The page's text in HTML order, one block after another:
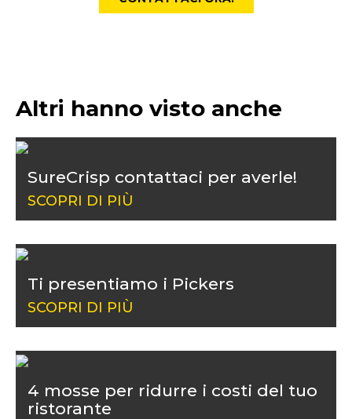
Altri hanno visto anche
SureCrisp contattaci per averle!
SCOPRI DI PIÙ
Ti presentiamo i Pickers
SCOPRI DI PIÙ
4 mosse per ridurre i costi del tuo
ristorante